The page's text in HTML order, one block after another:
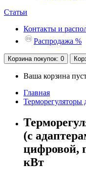
Статьи
Контакты и
Распродажа %
Корзина покупок: 0
Ваша корзина
Главная
Терморегуляторы
(с
цифровой,
кВт